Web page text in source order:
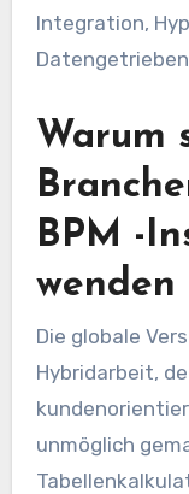
Integration,
Warum
BPM -
wenden
Die globale
Hybridarbeit,
unmöglich